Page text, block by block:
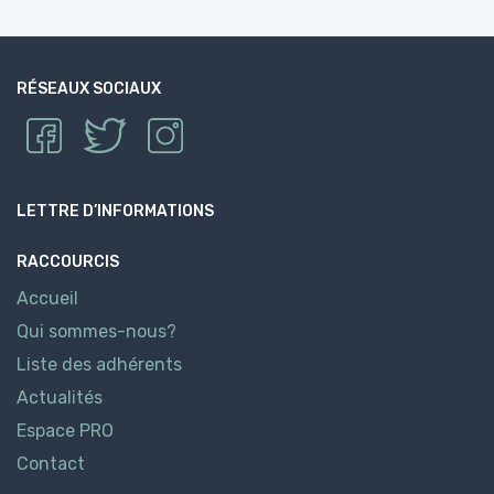
RÉSEAUX SOCIAUX
LETTRE D’INFORMATIONS
RACCOURCIS
Accueil
Qui sommes-nous?
Liste des adhérents
Actualités
Espace PRO
Contact